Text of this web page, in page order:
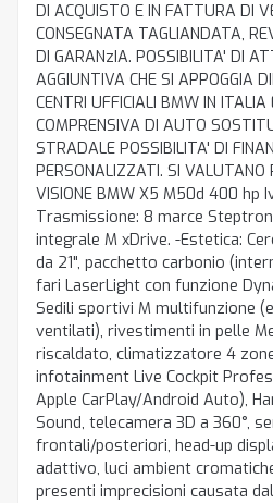
DI ACQUISTO E IN FATTURA DI
CONSEGNATA TAGLIANDATA,
DI GARANzIA. POSSIBILITA' DI
AGGIUNTIVA CHE SI APPOGGIA
CENTRI UFFICIALI BMW IN
COMPRENSIVA DI AUTO
STRADALE POSSIBILITA' DI
PERSONALIZZATI. SI VALUTANO
VISIONE BMW X5 M50d 400
Trasmissione: 8 marce
integrale M xDrive. -Estetica:
da 21", pacchetto carbonio
fari LaserLight con funzione
Sedili sportivi M multifunzione
ventilati), rivestimenti in pelle
riscaldato, climatizzatore 4
infotainment Live Cockpit
Apple CarPlay/Android Auto),
Sound, telecamera 3D a 360°,
frontali/posteriori, head-up
adattivo, luci ambient
presenti imprecisioni causata